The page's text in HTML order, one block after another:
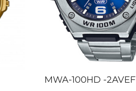
MWA-100HD -2AVEF